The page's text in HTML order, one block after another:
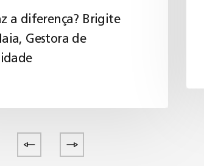
a diferença? Brigite
Gestora de